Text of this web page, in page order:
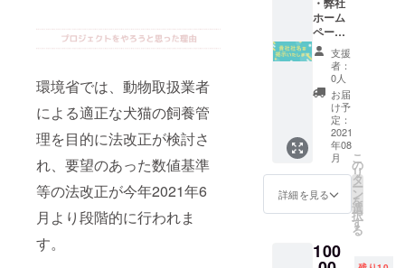
環境省では、動物取扱業者
による適正な犬猫の飼養管
理を目的に法改正が検討さ
れ、要望のあった数値基準
等の法改正が今年2021年6
月より段階的に行われま
す。
届けし
ます。
けしま
す。 ★
どちら
かお選
びくだ
さい★
①トリ
ミング
20％OF
F券★ ※
場所：
BIBICH
E（東京
都目黒
区下目
目１４
－３）
オリー
ブオイ
ル/甘酒/
米粉/
米っ粉/
卵/じゃ
がいも/
パウ
ダー(カ
ボチャ/
紅麹)
※2021
年8月～
2022年
7月の間
のお誕
生日時
ホーム
ページ
および
店内に
貴社名
掲示 ※
支援
時、必
ず備考
欄にご
希望の
お名前
をご記
入くだ
さい。
望され
ない場
支援
者：
0人
お届
け予
定：
2021
年08
月
詳細を見る
こ
の
リ
タ
ー
ン
を
選
択
す
る
100